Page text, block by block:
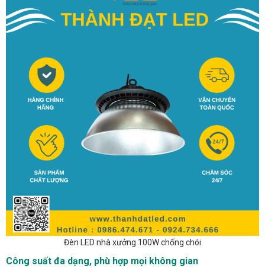
Đèn LED nhà xưởng 100W chống chói
Công suất đa dạng, phù hợp mọi không gian